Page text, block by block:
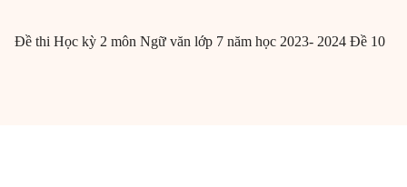
Đề thi Học kỳ 2 môn Ngữ văn lớp 7 năm học 2023- 2024 Đề 10